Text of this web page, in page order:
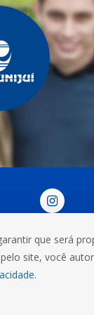
3000,
que será
site, você